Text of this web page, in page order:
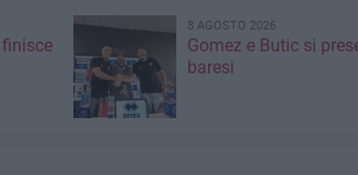
8 AGOSTO 2026
Gomez e Butic si
baresi